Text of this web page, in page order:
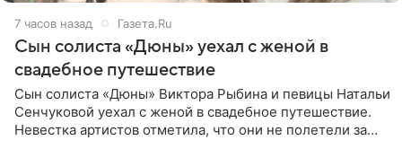
7 часов назад Газета.Ru
Сын солиста «Дюны» уехал с женой в
свадебное путешествие
Сын солиста «Дюны» Виктора Рыбина и певицы Натальи
Сенчуковой уехал с женой в свадебное путешествие.
Невестка артистов отметила, что они не полетели за